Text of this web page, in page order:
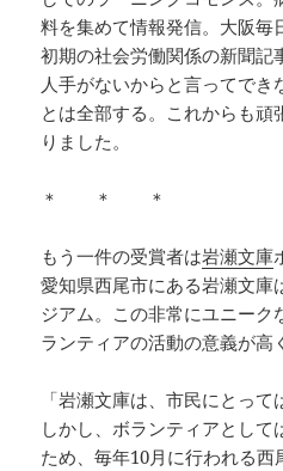
料を集めて情報発信。大阪毎
初期の社会労働関係の新聞記
人手がないからと言ってでき
とは全部する。これからも
りました。
＊ ＊ ＊
もう一件の受賞者は岩瀬文庫
愛知県西尾市にある岩瀬文庫
ジアム。この非常にユニーク
ランティアの活動の意義が高
「岩瀬文庫は、市民にとって
しかし、ボランティアとし
ため、毎年10月に行われる